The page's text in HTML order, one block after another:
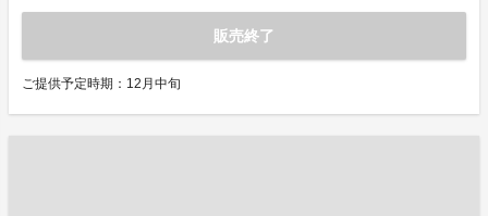
販売終了
ご提供予定時期：12月中旬